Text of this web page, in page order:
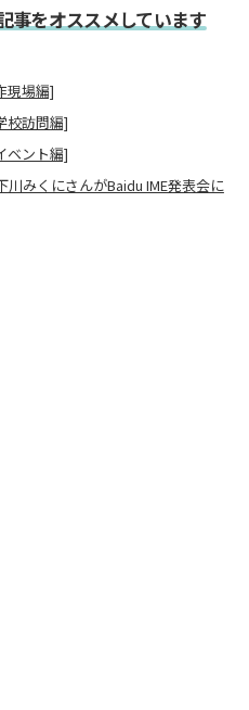
事をオススメしています
現場編]
校訪問編]
ベント編]
みくにさんがBaidu IME発表会に